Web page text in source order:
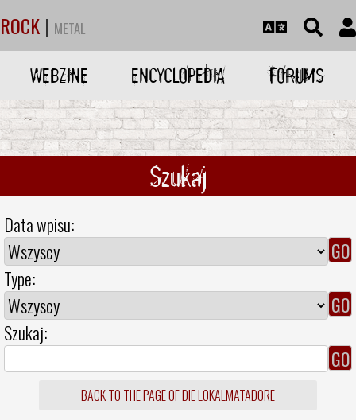
ROCK | METAL
WEBZINE ENCYCLOPEDIA FORUMS
Szukaj
Data wpisu:
Type:
Szukaj:
BACK TO THE PAGE OF DIE LOKALMATADORE